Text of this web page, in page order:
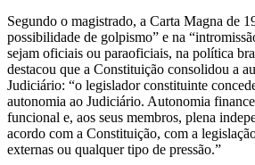
Segundo o magistrado, a Carta Magna de
possibilidade de golpismo” e na
sejam oficiais ou paraoficiais, na política
destacou que a Constituição consolidou a
Judiciário: “o legislador constituinte
autonomia ao Judiciário. Autonomia
funcional e, aos seus membros, plena
acordo com a Constituição, com a
externas ou qualquer tipo de pressão.”